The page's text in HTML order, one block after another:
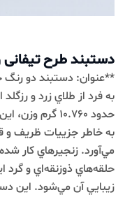
دستبند طرح
**عنوان: دستبند دو رنگ
به فرد از طلاي زرد و
حدود 10.760 گرم
به خاطر جزييات ظريف و
مي‌آورد. زنجيرهاي کار
حلقه‌هاي ذوزنقه‌اي و گرد
زيبايي آن مي‌شود. اين